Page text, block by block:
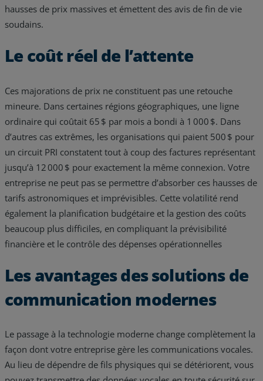
hausses de prix massives et émettent des avis de fin de vie
soudains.
Le coût réel de l’attente
Ces majorations de prix ne constituent pas une retouche
mineure. Dans certaines régions géographiques, une ligne
ordinaire qui coûtait 65 $ par mois a bondi à 1 000 $. Dans
d’autres cas extrêmes, les organisations qui paient 500 $ pour
un circuit PRI constatent tout à coup des factures représentant
jusqu’à 12 000 $ pour exactement la même connexion. Votre
entreprise ne peut pas se permettre d’absorber ces hausses de
tarifs astronomiques et imprévisibles. Cette volatilité rend
également la planification budgétaire et la gestion des coûts
beaucoup plus difficiles, en compliquant la prévisibilité
financière et le contrôle des dépenses opérationnelles
Les avantages des solutions de
communication modernes
Le passage à la technologie moderne change complètement la
façon dont votre entreprise gère les communications vocales.
Au lieu de dépendre de fils physiques qui se détériorent, vous